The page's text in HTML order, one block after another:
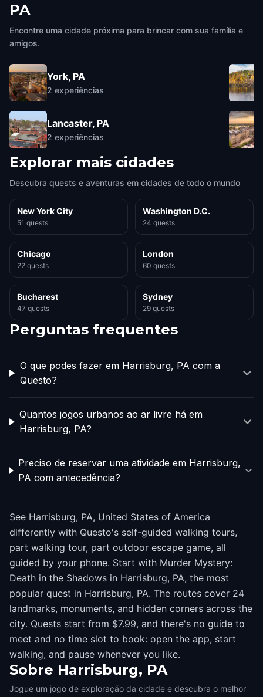
PA
Encontre uma cidade próxima para brincar com sua família e
amigos.
York, PA
2 experiências
Lancaster, PA
2 experiências
Explorar mais cidades
Descubra quests e aventuras em cidades de todo o mundo
New York City
51 quests
Washington D.C.
24 quests
Chicago
22 quests
London
60 quests
Bucharest
47 quests
Sydney
29 quests
Perguntas frequentes
O que podes fazer em Harrisburg, PA com a
Questo?
Quantos jogos urbanos ao ar livre há em
Harrisburg, PA?
Preciso de reservar uma atividade em Harrisburg,
PA com antecedência?
See Harrisburg, PA, United States of America
differently with Questo's self-guided walking tours,
part walking tour, part outdoor escape game, all
guided by your phone. Start with Murder Mystery:
Death in the Shadows in Harrisburg, PA, the most
popular quest in Harrisburg, PA. The routes cover 24
landmarks, monuments, and hidden corners across the
city. Quests start from $7.99, and there's no guide to
meet and no time slot to book: open the app, start
walking, and pause whenever you like.
Sobre Harrisburg, PA
Jogue um jogo de exploração da cidade e descubra o melhor